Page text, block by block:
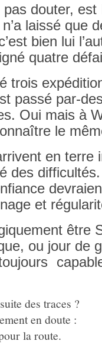
pas dout­er, est
laissé que
bien lui
quat­re
trois
passé par-
Oui mais à
le
en terre
des dif­ficultés.
et
être
ou jour de
des traces ?
en doute :
la route.